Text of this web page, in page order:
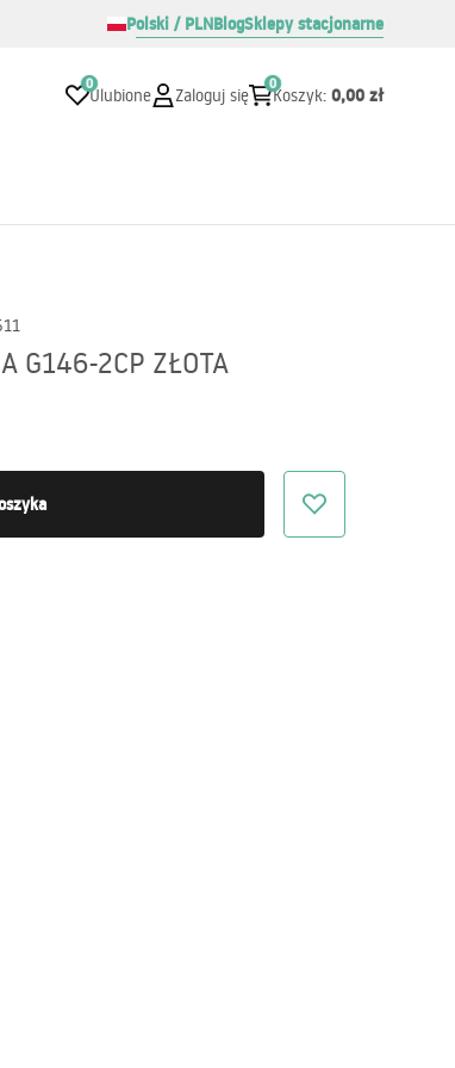
Polski / PLNBlogSklepy stacjonarne
0
Ulubione Zaloguj się
0
Koszyk: 0,00 zł
G146-2CP ZŁOTA